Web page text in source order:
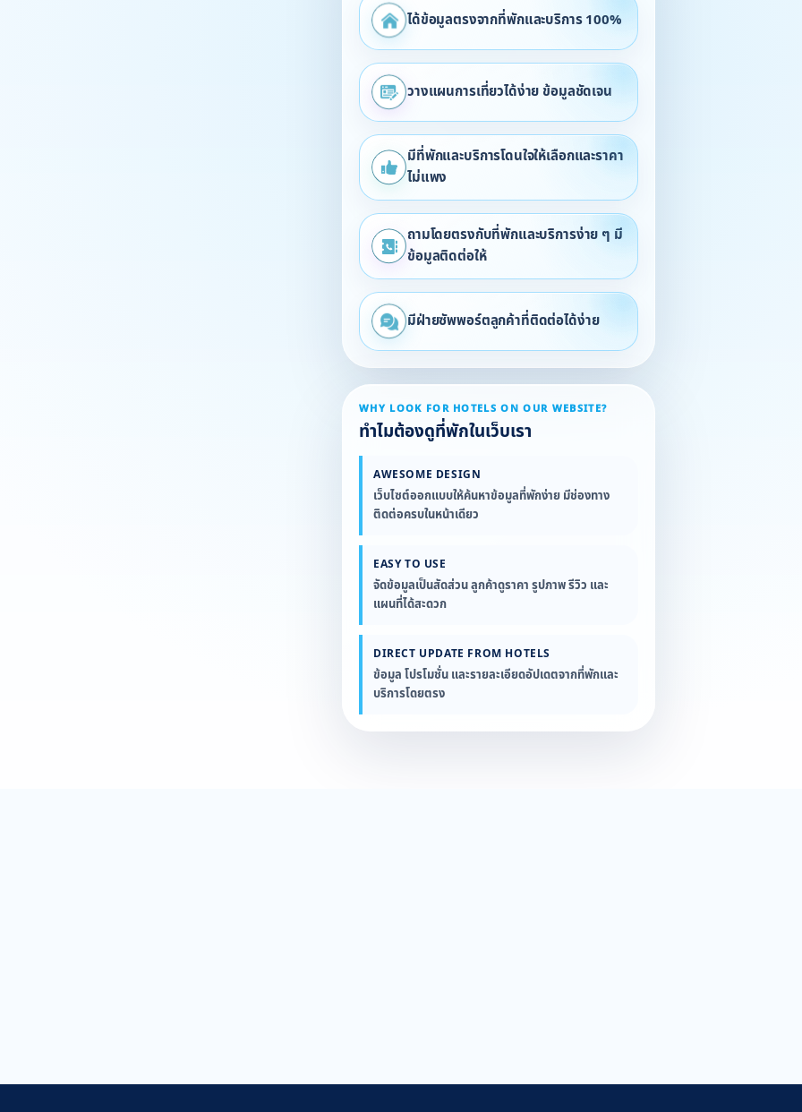
ได้ข้อมูลตรงจากที่พักและบริการ 100%
วางแผนการเที่ยวได้ง่าย ข้อมูลชัดเจน
มีที่พักและบริการโดนใจให้เลือกและราคา
ไม่แพง
ถามโดยตรงกับที่พักและบริการง่าย ๆ มี
ข้อมูลติดต่อให้
มีฝ่ายซัพพอร์ตลูกค้าที่ติดต่อได้ง่าย
WHY LOOK FOR HOTELS ON OUR WEBSITE?
ทำไมต้องดูที่พักในเว็บเรา
AWESOME DESIGN
เว็บไซต์ออกแบบให้ค้นหาข้อมูลที่พักง่าย มีช่องทาง
ติดต่อครบในหน้าเดียว
EASY TO USE
จัดข้อมูลเป็นสัดส่วน ลูกค้าดูราคา รูปภาพ รีวิว และ
แผนที่ได้สะดวก
DIRECT UPDATE FROM HOTELS
ข้อมูล โปรโมชั่น และรายละเอียดอัปเดตจากที่พักและ
บริการโดยตรง